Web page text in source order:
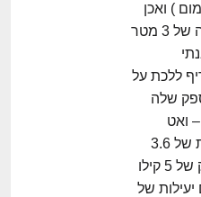
) ואכן
תקרות בגובה של 3 מטר
ללכת על
שלה
– ואט
ומקדם יעילות של 3.6
מאשר הספק של 5 קילו
של